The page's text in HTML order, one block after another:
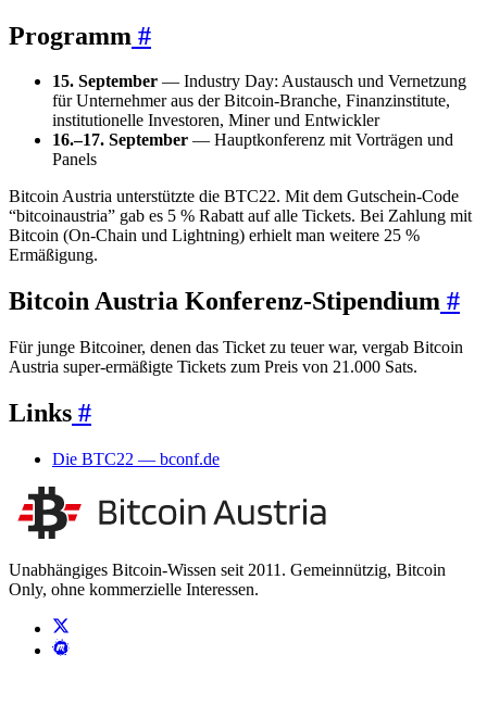
Programm #
15. September — Industry Day: Austausch und Vernetzung
für Unternehmer aus der Bitcoin-Branche, Finanzinstitute,
institutionelle Investoren, Miner und Entwickler
16.–17. September — Hauptkonferenz mit Vorträgen und
Panels
Bitcoin Austria unterstützte die BTC22. Mit dem Gutschein-Code
“bitcoinaustria” gab es 5 % Rabatt auf alle Tickets. Bei Zahlung mit
Bitcoin (On-Chain und Lightning) erhielt man weitere 25 %
Ermäßigung.
Bitcoin Austria Konferenz-Stipendium #
Für junge Bitcoiner, denen das Ticket zu teuer war, vergab Bitcoin
Austria super-ermäßigte Tickets zum Preis von 21.000 Sats.
Links #
Die BTC22 — bconf.de
Unabhängiges Bitcoin-Wissen seit 2011. Gemeinnützig, Bitcoin
Only, ohne kommerzielle Interessen.